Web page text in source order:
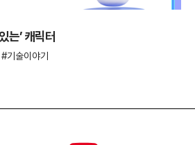
는’ 캐릭터
기술이야기